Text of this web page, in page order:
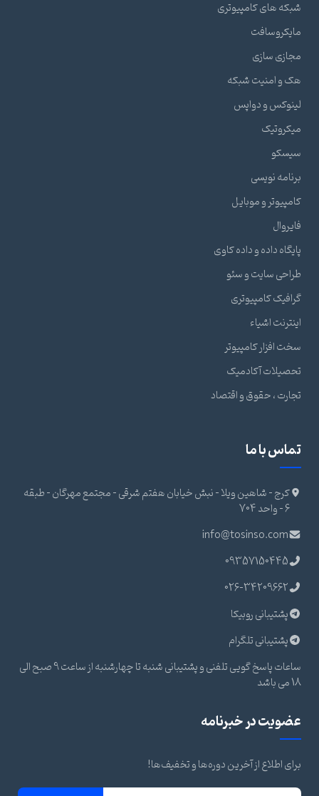
شبکه های کامپیوتری
مایکروسافت
مجازی سازی
هک و امنیت شبکه
لینوکس و دواپس
میکروتیک
سیسکو
برنامه نویسی
کامپیوتر و موبایل
فایروال
پایگاه داده و داده کاوی
طراحی سایت و سئو
گرافیک کامپیوتری
اینترنت اشیاء
سخت افزار کامپیوتر
تحصیلات آکادمیک
تجارت ، حقوق و اقتصاد
تماس با ما
کرج - شاهین ویلا - نبش خیابان هفتم شرقی - مجتمع مهرگان - طبقه
6 - واحد 704
info@tosinso.com
09357150445
026-34209662
پشتیبانی روبیکا
پشتیبانی تلگرام
ساعات پاسخ گویی تلفنی و پشتیبانی شنبه تا چهارشنبه از ساعت 9 صبح الی
18 می باشد
عضویت در خبرنامه
برای اطلاع از آخرین دوره‌ها و تخفیف‌ها!